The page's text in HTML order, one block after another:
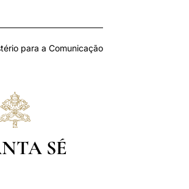
para a Comunicação
SÉ